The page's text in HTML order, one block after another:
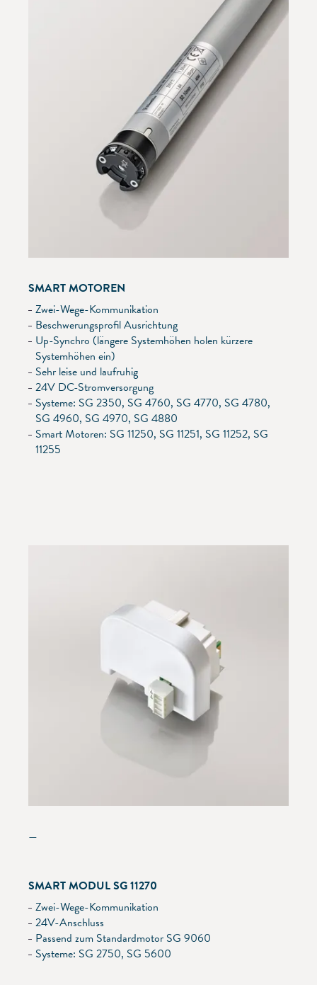
SMART MOTOREN
Zwei-Wege-Kommunikation
Beschwerungsprofil Ausrichtung
Up-Synchro (längere Systemhöhen holen kürzere
Systemhöhen ein)
Sehr leise und laufruhig
24V DC-Stromversorgung
Systeme: SG 2350, SG 4760, SG 4770, SG 4780,
SG 4960, SG 4970, SG 4880
Smart Motoren: SG 11250, SG 11251, SG 11252, SG
11255
—
SMART MODUL SG 11270
Zwei-Wege-Kommunikation
24V-Anschluss
Passend zum Standardmotor SG 9060
Systeme: SG 2750, SG 5600